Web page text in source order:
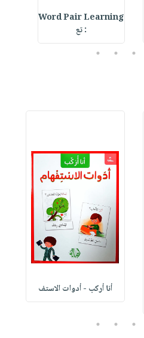
Word Pair Learning
: تع
3
4
5
أنا أركب - أدوات الاستف
3
4
5